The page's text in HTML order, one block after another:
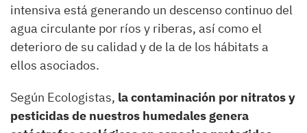
intensiva está generando un descenso continuo del
agua circulante por ríos y riberas, así como el
deterioro de su calidad y de la de los hábitats a
ellos asociados.
Según Ecologistas, la contaminación por nitratos y
pesticidas de nuestros humedales genera